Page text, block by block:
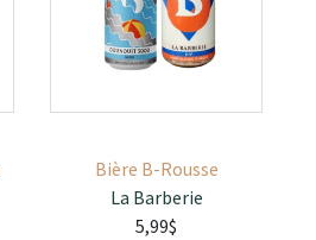
Bière B-Rousse
La Barberie
5,99$